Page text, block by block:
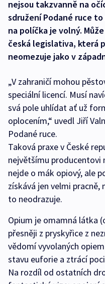
nejsou takzvanně na
sdružení Podané ruce
na políčka je volný.
česká legislativa, která
neomezuje jako v
„V zahraničí mohou
speciální licencí. Musí
svá pole uhlídat ať už
oplocením,“ uvedl Jiří
Podané ruce.
Taková praxe v České
největšímu producentovi
nejde o mák opiový, ale
získává jen velmi pracně,
to neodrazuje.
Opium je omamná látka
přesněji z pryskyřice z
vědomí vyvolaných
stavu euforie a ztrácí
Na rozdíl od ostatních